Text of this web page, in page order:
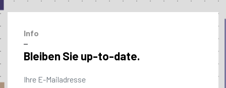
Info
–
Bleiben Sie up-to-date.